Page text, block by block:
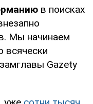
в поисках
Мы начинаем
всячески
Gazety